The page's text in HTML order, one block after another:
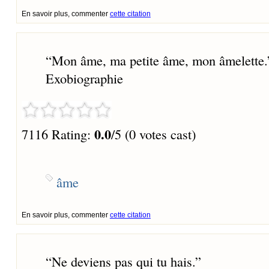
En savoir plus, commenter cette citation
“Mon âme, ma petite âme, mon âmelette.
Exobiographie
7116 Rating: 0.0/5 (0 votes cast)
âme
En savoir plus, commenter cette citation
“Ne deviens pas qui tu hais.”